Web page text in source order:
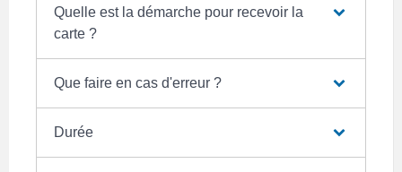
Quelle est la démarche pour recevoir la
carte ?
Que faire en cas d'erreur ?
Durée